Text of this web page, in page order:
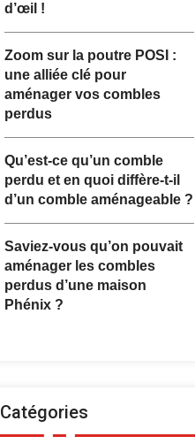
d’œil !
Zoom sur la poutre POSI :
une alliée clé pour
aménager vos combles
perdus
Qu’est-ce qu’un comble
perdu et en quoi diffère-t-il
d’un comble aménageable ?
Saviez-vous qu’on pouvait
aménager les combles
perdus d’une maison
Phénix ?
Catégories